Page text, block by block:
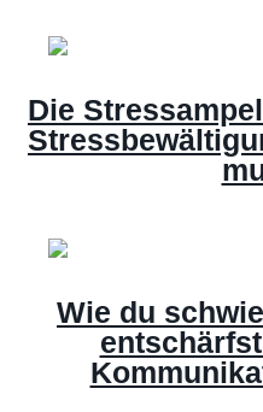
Die
Wie du